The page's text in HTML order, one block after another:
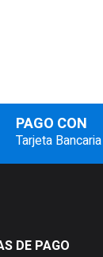
PAGO CON
Tarjeta Bancaria
DE PAGO